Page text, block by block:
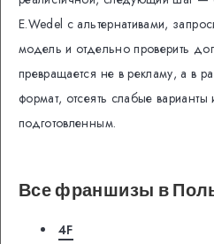
E.Wedel с альтернативами,
модель и отдельно проверить
превращается не в рекламу, а в
формат, отсеять слабые варианты
подготовленным.
Все франшизы в
4F